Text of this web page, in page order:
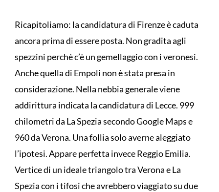
Ricapitoliamo: la candidatura di Firenze è caduta
ancora prima di essere posta. Non gradita agli
spezzini perchè c’è un gemellaggio con i veronesi.
Anche quella di Empoli non è stata presa in
considerazione. Nella nebbia generale viene
addirittura indicata la candidatura di Lecce. 999
chilometri da La Spezia secondo Google Maps e
960 da Verona. Una follia solo averne aleggiato
l’ipotesi. Appare perfetta invece Reggio Emilia.
Vertice di un ideale triangolo tra Verona e La
Spezia con i tifosi che avrebbero viaggiato su due